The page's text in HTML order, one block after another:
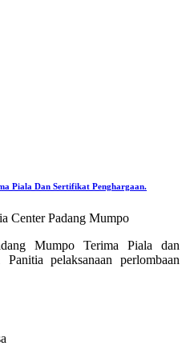
Piala Dan Sertifikat Penghargaan.
Center Padang Mumpo
Mumpo Terima Piala dan
pelaksanaan perlombaan